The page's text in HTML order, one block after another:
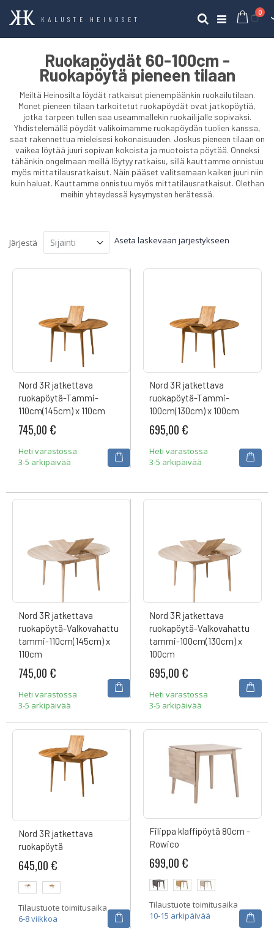
KALUSTE HEINOSET
0
Haku
Ruokapöydät 60-100cm -
Ruokapöytä pieneen tilaan
Meiltä Heinosilta löydät ratkaisut pienempäänkin ruokailutilaan.
Monet pieneen tilaan tarkoitetut ruokapöydät ovat jatkopöytiä,
jotka tarpeen tullen saa useammallekin ruokailijalle sopivaksi.
Yhdistelemällä pöydät valikoimamme ruokapöydän tuolien kanssa,
saat rakennettua mieleisesi kokonaisuuden. Joskus pieneen tilaan on
vaikea löytää juuri sopivan kokoista ja muotoista pöytää. Onneksi
tähänkin ongelmaan meillä löytyy ratkaisu, sillä kauttamme onnistuu
myös mittatilausratkaisut. Näin pääset valitsemaan kaiken juuri niin
kuin haluat. Kauttamme onnistuu myös mittatilausratkaisut. Olethan
meihin yhteydessä kysymysten herätessä.
Järjestä Aseta laskevaan järjestykseen
Nord 3R jatkettava
ruokapöytä-Tammi-
110cm(145cm) x 110cm
745,00 €
Heti varastossa
3-5 arkipäivää
Nord 3R jatkettava
ruokapöytä-Tammi-
100cm(130cm) x 100cm
695,00 €
Heti varastossa
3-5 arkipäivää
Nord 3R jatkettava
ruokapöytä-Valkovahattu
tammi-110cm(145cm) x
110cm
745,00 €
Heti varastossa
3-5 arkipäivää
Nord 3R jatkettava
ruokapöytä-Valkovahattu
tammi-100cm(130cm) x
100cm
695,00 €
Heti varastossa
3-5 arkipäivää
Nord 3R jatkettava
ruokapöytä
645,00 €
Tilaustuote toimitusaika
6-8 viikkoa
Filippa klaffipöytä 80cm -
Rowico
699,00 €
Tilaustuote toimitusaika
10-15 arkipäivää